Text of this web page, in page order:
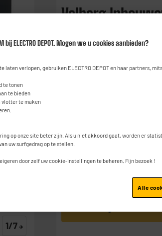
Valberg
3.6 (5)
1/7
219€95
Product Info Fiche
bij ELECTRO DEPOT. Mogen we u cookies aanbieden?
laten verlopen, gebruiken ELECTRO DEPOT en haar partners,
te tonen
te bieden
vlotter te maken
op onze site beter zijn. Als u niet akkoord gaat, worden er
uw surfgedrag op te stellen.
door zelf uw cookie-instellingen te beheren. Fijn bezoek !
Alle